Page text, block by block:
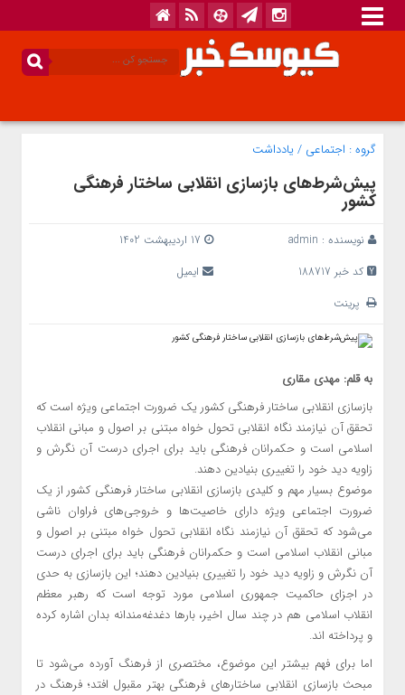
گروه : اجتماعی /یادداشت
پیش‌شرط‌‌های بازسازی انقلابی ساختار فرهنگی
کشور
نویسنده : admin
کد خبر 188717
ایمیل
پرینت
به قلم: مهدی مقاری
بازسازی انقلابی ساختار فرهنگی کشور یک ضرورت اجتماعی ویژه است که
تحقق آن نیازمند نگاه انقلابی تحول خواه مبتنی بر اصول و مبانی انقلاب
اسلامی است و حکمرانان فرهنگی باید برای اجرای درست آن نگرش و
زاویه دید خود را تغییری بنیادین دهند.
موضوع بسیار مهم و کلیدی بازسازی انقلابی ساختار فرهنگی کشور از یک
ضرورت اجتماعی ویژه دارای خاصیت‌ها و خروجی‌های فراوان ناشی
می‌شود که تحقق آن نیازمند نگاه انقلابی تحول خواه مبتنی بر اصول و
مبانی انقلاب اسلامی است و حکمرانان فرهنگی باید برای اجرای درست
آن نگرش و زاویه دید خود را تغییری بنیادین دهند؛ این بازسازی به حدی
در اجزای حاکمیت جمهوری اسلامی مورد توجه است که رهبر معظم
انقلاب اسلامی هم در چند سال اخیر، بار‌ها دغدغه‌مندانه بدان اشاره کرده
و پرداخته اند.
اما برای فهم بیشتر این موضوع، مختصری از فرهنگ آورده می‌شود تا
مبحث بازسازی انقلابی ساختار‌های فرهنگی بهتر مقبول افتد؛ فرهنگ در